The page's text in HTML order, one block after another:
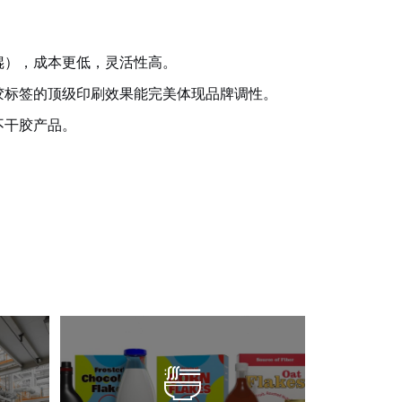
，成本更低，灵活性高。
签的顶级印刷效果能完美体现品牌调性。
胶产品。